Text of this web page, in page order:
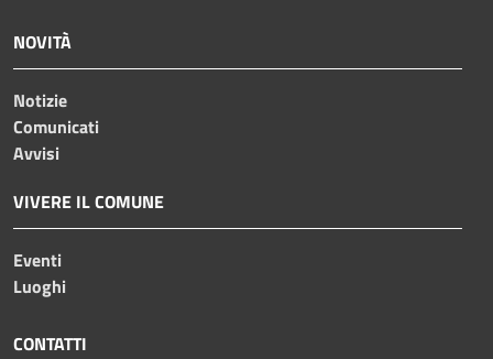
NOVITÀ
Notizie
Comunicati
Avvisi
VIVERE IL COMUNE
Eventi
Luoghi
CONTATTI